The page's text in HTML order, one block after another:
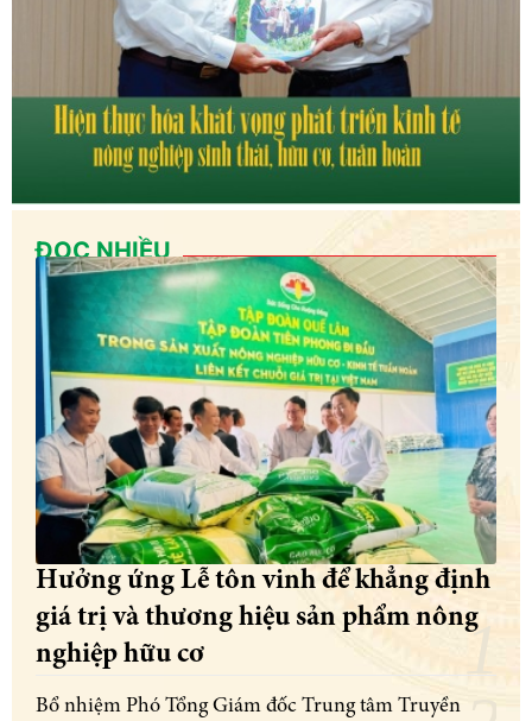
ĐỌC NHIỀU
Hưởng ứng Lễ tôn vinh để khẳng định
giá trị và thương hiệu sản phẩm nông
nghiệp hữu cơ
Bổ nhiệm Phó Tổng Giám đốc Trung tâm Truyền